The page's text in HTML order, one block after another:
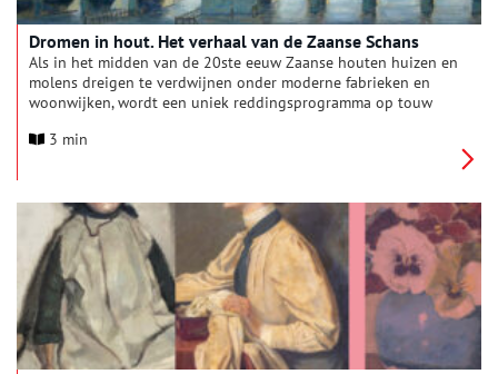
Dromen in hout. Het verhaal van de Zaanse Schans
Als in het midden van de 20ste eeuw Zaanse houten huizen en
molens dreigen te verdwijnen onder moderne fabrieken en
woonwijken, wordt een uniek reddingsprogramma op touw
kleine Zaanse buurtje met zijn molens en groene huizen zo’n
Zaans Museum in de tentoonstelling Dromen in hout. Het
verhaal van de Zaanse Schans. Te zien van 6 juni 2026 t/m 6
september 2027.
3 min